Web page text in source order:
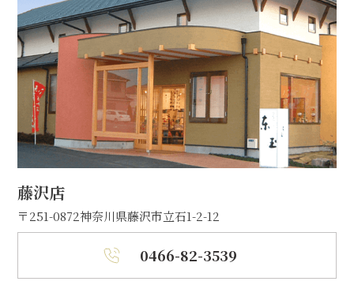
藤沢店
〒251-0872神奈川県藤沢市立石1-2-12
0466-82-3539